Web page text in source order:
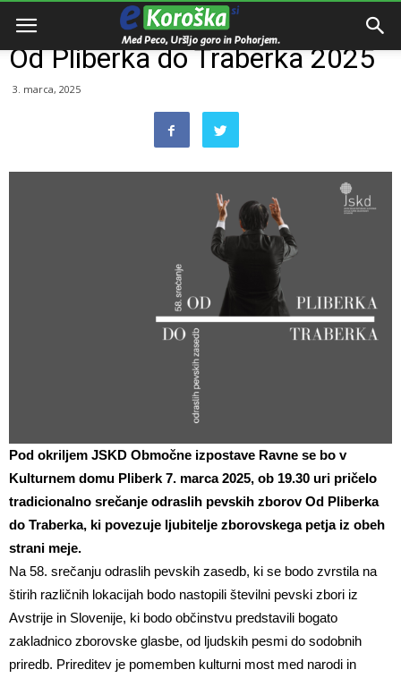
Domov
Od Pliberka do Traberka 2025
3. marca, 2025
Pod okriljem JSKD Območne izpostave Ravne se bo v
Kulturnem domu Pliberk 7. marca 2025, ob 19.30 uri pričelo
tradicionalno srečanje odraslih pevskih zborov Od Pliberka
do Traberka, ki povezuje ljubitelje zborovskega petja iz obeh
strani meje.
Na 58. srečanju odraslih pevskih zasedb, ki se bodo zvrstila na
štirih različnih lokacijah bodo nastopili številni pevski zbori iz
Avstrije in Slovenije, ki bodo občinstvu predstavili bogato
zakladnico zborovske glasbe, od ljudskih pesmi do sodobnih
priredb. Prireditev je pomemben kulturni most med narodi in